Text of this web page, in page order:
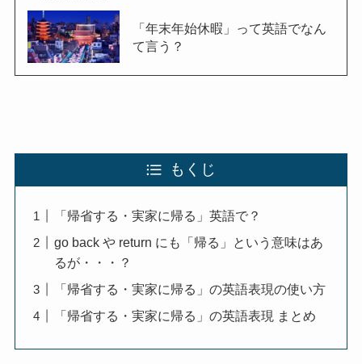
「年末年始休暇」って英語でなん
て言う？
もくじ
「帰省する・実家に帰る」英語で？
go back や return にも「帰る」という意味はあ
るが・・・？
「帰省する・実家に帰る」の英語表現の使い方
「帰省する・実家に帰る」の英語表現 まとめ